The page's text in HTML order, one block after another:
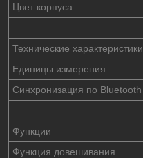
Цвет корпуса
Технические характеристики
Единицы измерения
Синхронизация по Bluetooth
Функции
Функция довешивания